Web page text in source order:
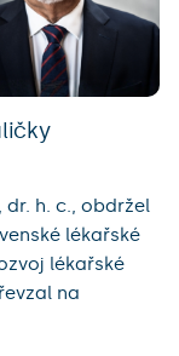
dr. h. c., obdržel
lékařské
lékařské
na